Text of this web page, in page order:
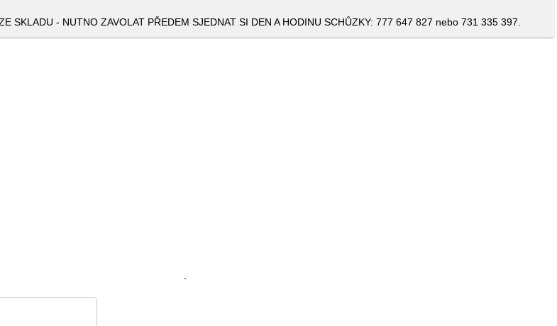
SKLADU - NUTNO ZAVOLAT PŘEDEM SJEDNAT SI DEN A HODINU SCHŮZKY: 777 647 827 nebo 731 335 397.
`